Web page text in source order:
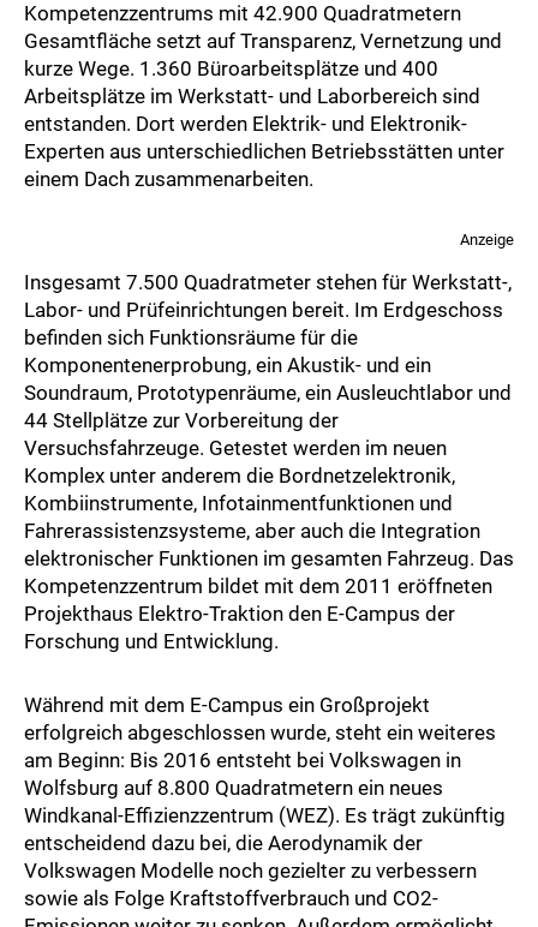
Kompetenzzentrums mit 42.900 Quadratmetern
Gesamtfläche setzt auf Transparenz, Vernetzung und
kurze Wege. 1.360 Büroarbeitsplätze und 400
Arbeitsplätze im Werkstatt- und Laborbereich sind
entstanden. Dort werden Elektrik- und Elektronik-
Experten aus unterschiedlichen Betriebsstätten unter
einem Dach zusammenarbeiten.
Anzeige
Insgesamt 7.500 Quadratmeter stehen für Werkstatt-,
Labor- und Prüfeinrichtungen bereit. Im Erdgeschoss
befinden sich Funktionsräume für die
Komponentenerprobung, ein Akustik- und ein
Soundraum, Prototypenräume, ein Ausleuchtlabor und
44 Stellplätze zur Vorbereitung der
Versuchsfahrzeuge. Getestet werden im neuen
Komplex unter anderem die Bordnetzelektronik,
Kombiinstrumente, Infotainmentfunktionen und
Fahrerassistenzsysteme, aber auch die Integration
elektronischer Funktionen im gesamten Fahrzeug. Das
Kompetenzzentrum bildet mit dem 2011 eröffneten
Projekthaus Elektro-Traktion den E-Campus der
Forschung und Entwicklung.
Während mit dem E-Campus ein Großprojekt
erfolgreich abgeschlossen wurde, steht ein weiteres
am Beginn: Bis 2016 entsteht bei Volkswagen in
Wolfsburg auf 8.800 Quadratmetern ein neues
Windkanal-Effizienzzentrum (WEZ). Es trägt zukünftig
entscheidend dazu bei, die Aerodynamik der
Volkswagen Modelle noch gezielter zu verbessern
sowie als Folge Kraftstoffverbrauch und CO2-